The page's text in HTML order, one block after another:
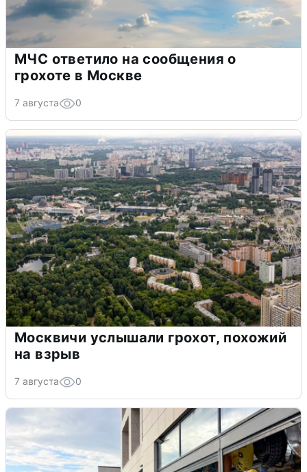
МЧС ответило на сообщения о
грохоте в Москве
7 августа 0
Москвичи услышали грохот, похожий
на взрыв
7 августа 0